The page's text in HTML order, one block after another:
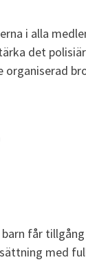
i alla
det
organiserad
får
med